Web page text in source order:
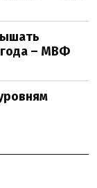
года – МВФ